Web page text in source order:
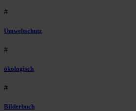
#
Umweltschutz
#
ökologisch
#
Bilderbuch